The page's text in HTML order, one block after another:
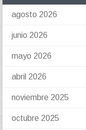
agosto 2026
junio 2026
mayo 2026
abril 2026
noviembre 2025
octubre 2025